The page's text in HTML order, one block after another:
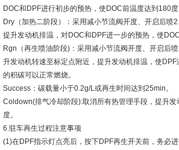
DOC和DPF进行初步的预热，使DOC前温度达到180度
Dry（加热二阶段）：采用减小节流阀开度、开启后喷
提升发动机排温，对DOC和DPF进一步的预热，使
Rgn（再生喷油阶段)：采用减小节流阀开度、开启后
升发动机转速至标定点附近，提升发动机排温，使
的积碳可以正常燃烧。
Success：碳载量小于0.2g/L或再生时间达到25min。
Coldown(排气冷却阶段):取消所有热管理手段，提升发
度。
6.驻车再生过程注意事项
(1)在DPF指示灯点亮后，按下DPF再生开关前，务必